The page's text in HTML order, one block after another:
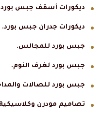
ديكورات أسقف جبس
ديكورات جدران جبس بورد.
جبس بورد للمجالس.
جبس بورد لغرف النوم.
جبس بورد للصالات
تصاميم مودرن